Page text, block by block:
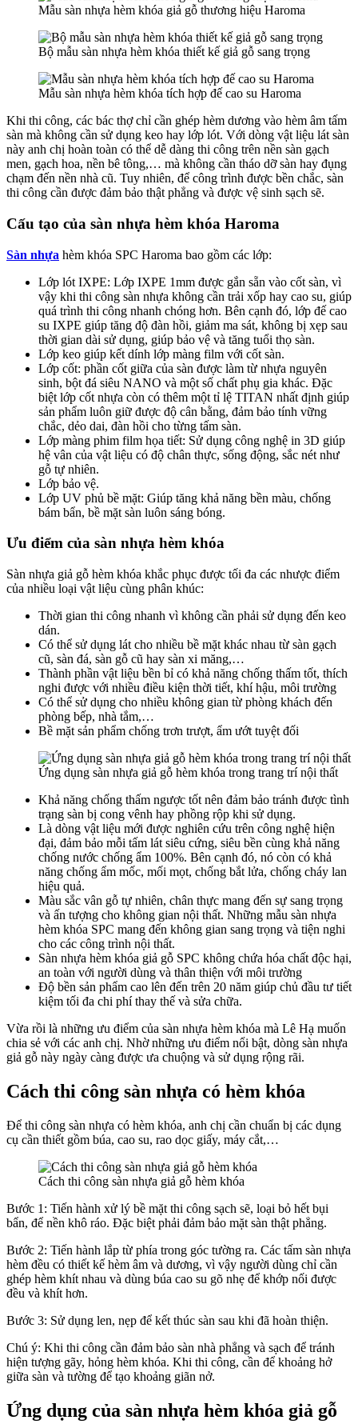
Mẫu sàn nhựa hèm khóa giả gỗ thương hiệu Haroma
Bộ mẫu sàn nhựa hèm khóa thiết kế giả gỗ sang trọng
Mẫu sàn nhựa hèm khóa tích hợp đế cao su Haroma
Khi thi công, các bác thợ chỉ cần ghép hèm dương vào hèm âm tấm
sàn mà không cần sử dụng keo hay lớp lót. Với dòng vật liệu lát sàn
này anh chị hoàn toàn có thể dễ dàng thi công trên nền sàn gạch
men, gạch hoa, nền bê tông,… mà không cần tháo dỡ sàn hay đụng
chạm đến nền nhà cũ. Tuy nhiên, để công trình được bền chắc, sàn
thi công cần được đảm bảo thật phẳng và được vệ sinh sạch sẽ.
Cấu tạo của sàn nhựa hèm khóa Haroma
Sàn nhựa hèm khóa SPC Haroma bao gồm các lớp:
Lớp lót IXPE: Lớp IXPE 1mm được gắn sẵn vào cốt sàn, vì
vậy khi thi công sàn nhựa không cần trải xốp hay cao su, giúp
quá trình thi công nhanh chóng hơn. Bên cạnh đó, lớp đế cao
su IXPE giúp tăng độ đàn hồi, giảm ma sát, không bị xẹp sau
thời gian dài sử dụng, giúp bảo vệ và tăng tuổi thọ sàn.
Lớp keo giúp kết dính lớp màng film với cốt sàn.
Lớp cốt: phần cốt giữa của sàn được làm từ nhựa nguyên
sinh, bột đá siêu NANO và một số chất phụ gia khác. Đặc
biệt lớp cốt nhựa còn có thêm một tỉ lệ TITAN nhất định giúp
sản phẩm luôn giữ được độ cân bằng, đảm bảo tính vững
chắc, dẻo dai, đàn hồi cho từng tấm sàn.
Lớp màng phim film họa tiết: Sử dụng công nghệ in 3D giúp
hệ vân của vật liệu có độ chân thực, sống động, sắc nét như
gỗ tự nhiên.
Lớp bảo vệ.
Lớp UV phủ bề mặt: Giúp tăng khả năng bền màu, chống
bám bẩn, bề mặt sàn luôn sáng bóng.
Ưu điểm của sàn nhựa hèm khóa
Sàn nhựa giả gỗ hèm khóa khắc phục được tối đa các nhược điểm
của nhiều loại vật liệu cùng phân khúc:
Thời gian thi công nhanh vì không cần phải sử dụng đến keo
dán.
Có thể sử dụng lát cho nhiều bề mặt khác nhau từ sàn gạch
cũ, sàn đá, sàn gỗ cũ hay sàn xi măng,…
Thành phần vật liệu bền bỉ có khả năng chống thấm tốt, thích
nghi được với nhiều điều kiện thời tiết, khí hậu, môi trường
Có thể sử dụng cho nhiều không gian từ phòng khách đến
phòng bếp, nhà tắm,…
Bề mặt sản phẩm chống trơn trượt, ẩm ướt tuyệt đối
Ứng dụng sàn nhựa giả gỗ hèm khóa trong trang trí nội thất
Khả năng chống thấm ngược tốt nên đảm bảo tránh được tình
trạng sàn bị cong vênh hay phồng rộp khi sử dụng.
Là dòng vật liệu mới được nghiên cứu trên công nghệ hiện
đại, đảm bảo mỗi tấm lát siêu cứng, siêu bền cùng khả năng
chống nước chống ẩm 100%. Bên cạnh đó, nó còn có khả
năng chống ẩm mốc, mối mọt, chống bắt lửa, chống cháy lan
hiệu quả.
Màu sắc vân gỗ tự nhiên, chân thực mang đến sự sang trọng
và ấn tượng cho không gian nội thất. Những mẫu sàn nhựa
hèm khóa SPC mang đến không gian sang trọng và tiện nghi
cho các công trình nội thất.
Sàn nhựa hèm khóa giả gỗ SPC không chứa hóa chất độc hại,
an toàn với người dùng và thân thiện với môi trường
Độ bền sản phẩm cao lên đến trên 20 năm giúp chủ đầu tư tiết
kiệm tối đa chi phí thay thế và sửa chữa.
Vừa rồi là những ưu điểm của sàn nhựa hèm khóa mà Lê Hạ muốn
chia sẻ với các anh chị. Nhờ những ưu điểm nổi bật, dòng sàn nhựa
giả gỗ này ngày càng được ưa chuộng và sử dụng rộng rãi.
Cách thi công sàn nhựa có hèm khóa
Để thi công sàn nhựa có hèm khóa, anh chị cần chuẩn bị các dụng
cụ cần thiết gồm búa, cao su, rao dọc giấy, máy cắt,…
Cách thi công sàn nhựa giả gỗ hèm khóa
Bước 1: Tiến hành xử lý bề mặt thi công sạch sẽ, loại bỏ hết bụi
bẩn, để nền khô ráo. Đặc biệt phải đảm bảo mặt sàn thật phẳng.
Bước 2: Tiến hành lắp từ phía trong góc tường ra. Các tấm sàn nhựa
hèm đều có thiết kế hèm âm và dương, vì vậy người dùng chỉ cần
ghép hèm khít nhau và dùng búa cao su gõ nhẹ để khớp nối được
đều và khít hơn.
Bước 3: Sử dụng len, nẹp để kết thúc sàn sau khi đã hoàn thiện.
Chú ý: Khi thi công cần đảm bảo sàn nhà phẳng và sạch để tránh
hiện tượng gãy, hỏng hèm khóa. Khi thi công, cần để khoảng hở
giữa sàn và tường để tạo khoảng giãn nở.
Ứng dụng của sàn nhựa hèm khóa giả gỗ